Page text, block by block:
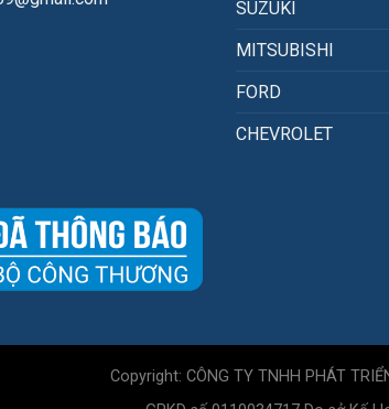
SUZUKI
MITSUBISHI
FORD
CHEVROLET
Copyright: CÔNG TY TNHH PHÁT